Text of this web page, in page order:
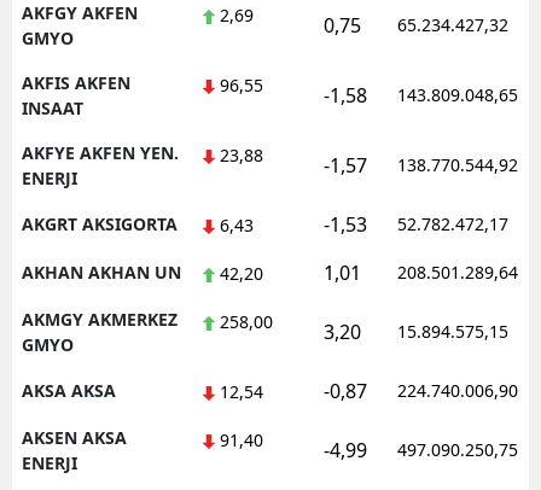
AKFGY AKFEN
GMYO
2,69 0,75 65.234.427,32
AKFIS AKFEN
INSAAT
96,55 -1,58 143.809.048,65
AKFYE AKFEN YEN.
ENERJI
23,88 -1,57 138.770.544,92
AKGRT AKSIGORTA 6,43 -1,53 52.782.472,17
AKHAN AKHAN UN 42,20 1,01 208.501.289,64
AKMGY AKMERKEZ
GMYO
258,00 3,20 15.894.575,15
AKSA AKSA 12,54 -0,87 224.740.006,90
AKSEN AKSA
ENERJI
91,40 -4,99 497.090.250,75